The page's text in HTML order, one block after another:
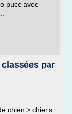
puce avec
par
chien > chiens